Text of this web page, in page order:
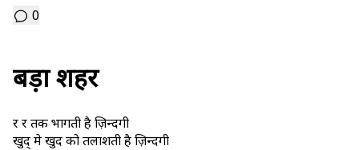
0
बड़ा शहर
दूर दूर तक भागती है ज़िन्दगी
खुद् मे खुद को तलाशती है ज़िन्दगी